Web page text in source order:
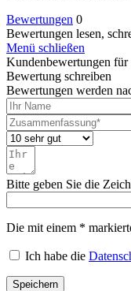
Bewertungen 0
Bewertungen lesen,
Menü schließen
Kundenbewertungen
Bewertung schreiben
Bewertungen werden
Bitte geben Sie die
Die mit einem *
Ich habe die
Speichern